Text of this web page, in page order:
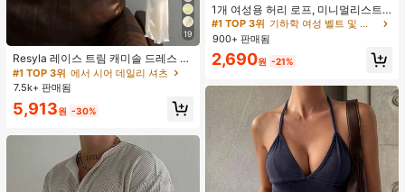
19
Resyla 레이스 트림 캐미솔 드레스 커
버 업, 여성용 긴소매 니트 시어 커버
업 탑, 여름
#1 TOP 3위 에서 시어 데일리 셔츠
7.5k+ 판매됨
5,913원 -30%
1개 여성용 허리 로프, 미니멀리스트
보헤미안 패션 매듭 허리 벨트, 드레
스, 캐주얼 팬츠와 함께 일상 착용에
적합한 장식용 허리 액세서리
거의 매진!
#1 TOP 3위
기하학 여성 벨트 및 벨트 액세서리
거의 매진!
#1 TOP 3위
기하학 여성 벨트 및 벨트 액세서리
거의 매진!
#1 TOP 3위
900+ 판매됨
2,690원 -21%